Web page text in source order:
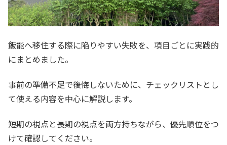
飯能へ移住する際に陥りやすい失敗を、項目ごとに実践的
にまとめました。
事前の準備不足で後悔しないために、チェックリストとし
て使える内容を中心に解説します。
短期の視点と長期の視点を両方持ちながら、優先順位をつ
けて確認してください。